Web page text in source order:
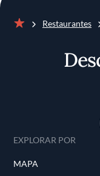
Restaurantes
EXPLORAR POR
MAPA